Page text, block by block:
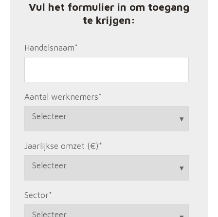
Vul het formulier in om toegang
te krijgen:
Handelsnaam*
Aantal werknemers*
Jaarlijkse omzet (€)*
Sector*